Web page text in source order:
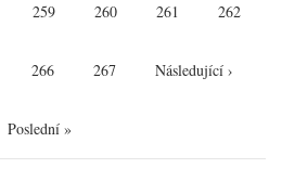
Page
259 Page
260 Page
261 Page
262
Page
266 Page
267 Následující
Následující ›
Poslední
Poslední »